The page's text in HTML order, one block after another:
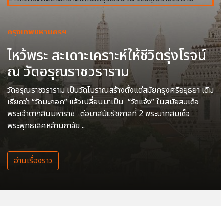
กรุงเทพมหานครฯ
ไหว้พระ สะเดาะเคราะห์ให้ชีวิตรุ่งโรจน์
ณ วัดอรุณราชวราราม
วัดอรุณราชวราราม เป็นวัดโบราณสร้างตั้งแต่สมัยกรุงศรีอยุธยา เดิม
เรียกว่า “วัดมะกอก” แล้วเปลี่ยนมาเป็น “วัดแจ้ง” ในสมัยสมเด็จ
พระเจ้าตากสินมหาราช ต่อมาสมัยรัชกาลที่ 2 พระบาทสมเด็จ
พระพุทธเลิศหล้านภาลัย ..
อ่านเรื่องราว